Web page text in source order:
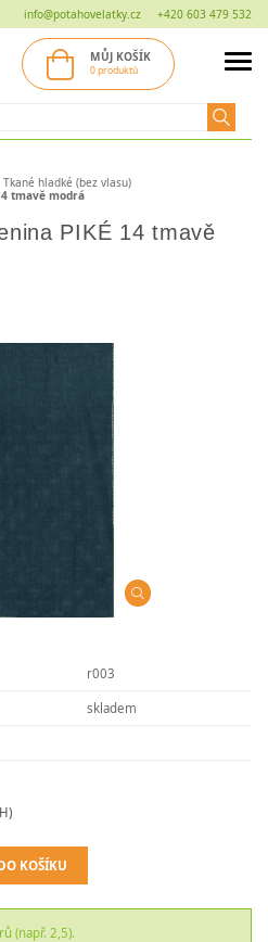
info@potahovelatky.cz +420 603 479 532
MŮJ KOŠÍK
0 produktů
Tkané hladké (bez vlasu)
tmavě modrá
PIKÉ 14 tmavě
r003
skladem
KOŠÍKU
(např. 2,5).